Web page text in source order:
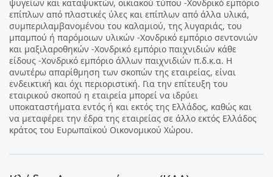
ψυγείων και καταψυκτών, οικιακού τύπου -Χονδρικό εμπόριο
επίπλων από πλαστικές ύλες και επίπλων από άλλα υλικά,
συμπεριλαμβανομένου του καλαμιού, της λυγαριάς, του
μπαμπού ή παρόμοιων υλικών -Χονδρικό εμπόριο σεντονιών
και μαξιλαροθηκών -Χονδρικό εμπόριο παιχνιδιών κάθε
είδους -Χονδρικό εμπόριο άλλων παιχνιδιών π.δ.κ.α. Η
ανωτέρω απαρίθμηση των σκοπών της εταιρείας, είναι
ενδεικτική και όχι περιοριστική. Για την επίτευξη του
εταιρικού σκοπού η εταιρεία μπορεί να ιδρύει
υποκαταστήματα εντός ή και εκτός της Ελλάδος, καθώς και
να μεταφέρει την έδρα της εταιρείας σε άλλο εκτός Ελλάδος
κράτος του Ευρωπαϊκού Οικονομικού Χώρου.